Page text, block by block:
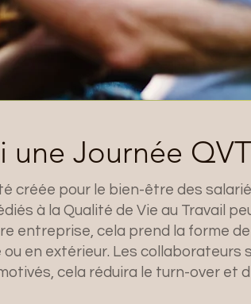
une Journée
créée pour le bien-être des
à la Qualité de Vie au Travail
entreprise, cela prend la forme
en extérieur. Les collaborateurs
cela réduira le turn-over et